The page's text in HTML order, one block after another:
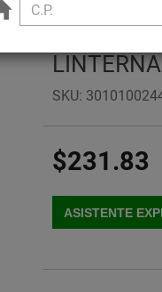
SKU:
$231.83
ASISTENTE